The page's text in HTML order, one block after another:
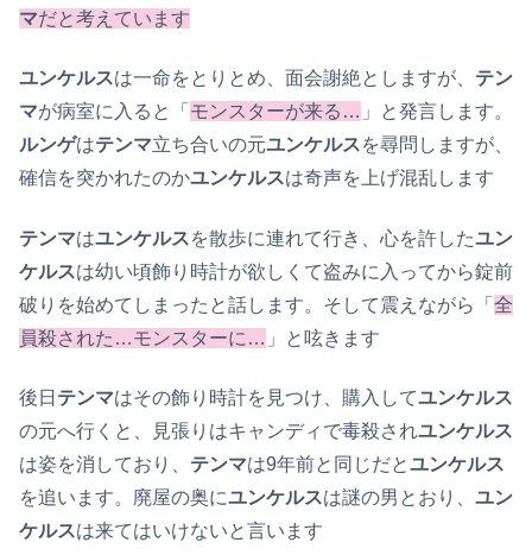
マだと考えています
ユンケルスは一命をとりとめ、面会謝絶としますが、 テン
マが病室に入ると「 モンスターが来る… 」と発言します。
ルンゲはテンマ立ち合いの元ユンケルスを尋問しますが、
確信を突かれたのかユンケルスは奇声を上げ混乱します
テンマはユンケルスを散歩に連れて行き、心を許したユン
ケルスは幼い頃飾り時計が欲しくて盗みに入ってから錠前
破りを始めてしまったと話します。そして震えながら「 全
員殺された…モンスターに… 」と呟きます
後日 テンマはその飾り時計を見つけ、購入してユンケルス
の元へ行くと、見張りはキャンディで毒殺されユンケルス
は姿を消しており、 テンマは9年前と同じだとユンケルス
を追います。廃屋の奥にユンケルスは謎の男とおり、 ユン
ケルスは来てはいけないと言います